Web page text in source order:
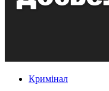
Кримінал